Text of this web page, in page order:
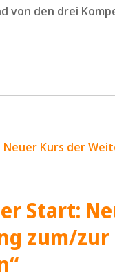
von den drei
Start:
zum/zur